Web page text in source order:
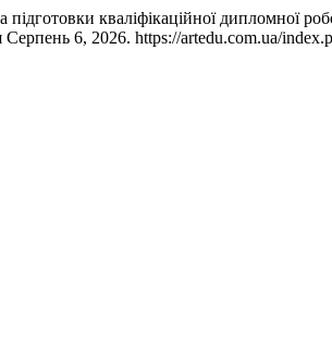
кваліфікаційної дипломної
6, 2026. https://artedu.com.ua/